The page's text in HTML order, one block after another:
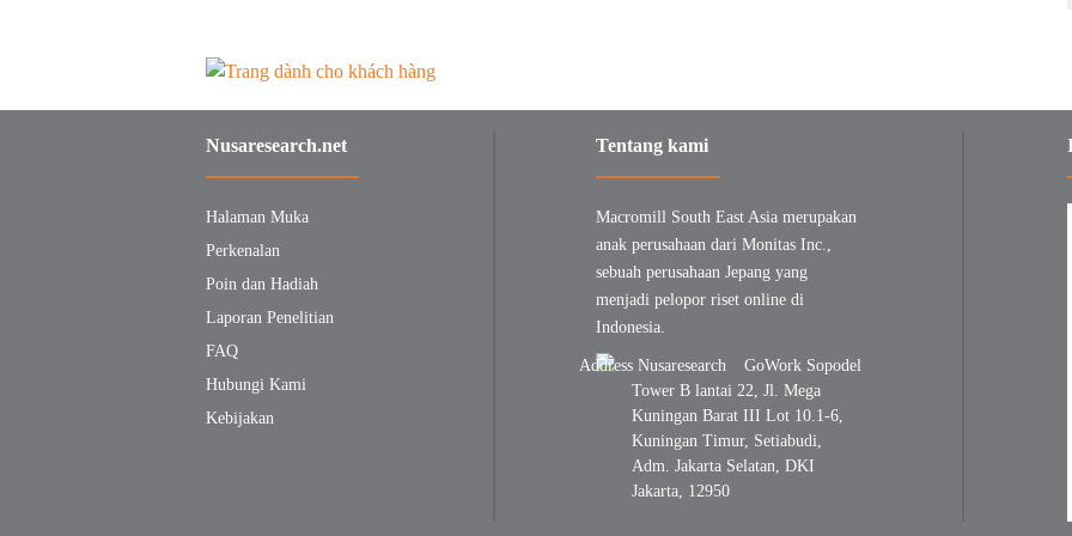
Nusaresearch.net
Halaman Muka
Perkenalan
Poin dan Hadiah
Laporan Penelitian
FAQ
Hubungi Kami
Kebijakan
Tentang kami
Macromill South East Asia merupakan
anak perusahaan dari Monitas Inc.,
sebuah perusahaan Jepang yang
menjadi pelopor riset online di
Indonesia.
GoWork Sopodel
Tower B lantai 22, Jl. Mega
Kuningan Barat III Lot 10.1-6,
Kuningan Timur, Setiabudi,
Adm. Jakarta Selatan, DKI
Jakarta, 12950